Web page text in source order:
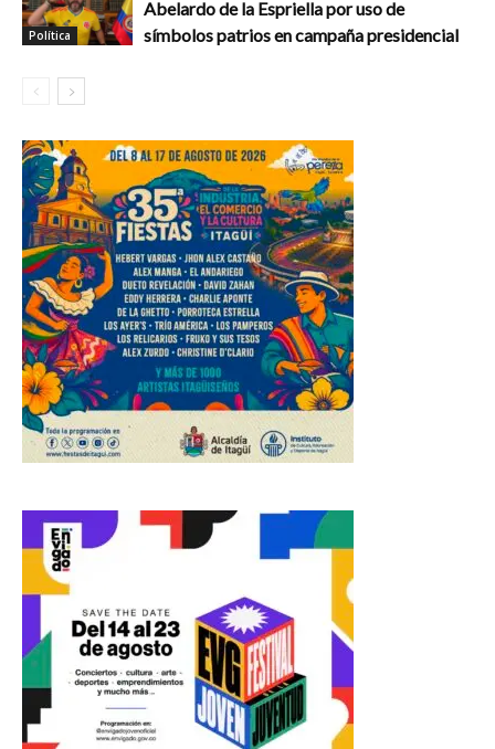
Política
Abelardo de la Espriella por uso de
símbolos patrios en campaña presidencial